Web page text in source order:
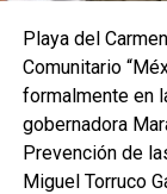
Playa del
Comunitario
formalmente en
gobernadora
Prevención de
Miguel Torruco